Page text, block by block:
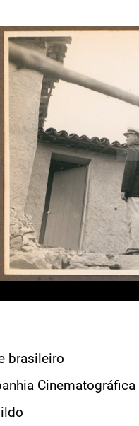
brasileiro
Cinematográfica